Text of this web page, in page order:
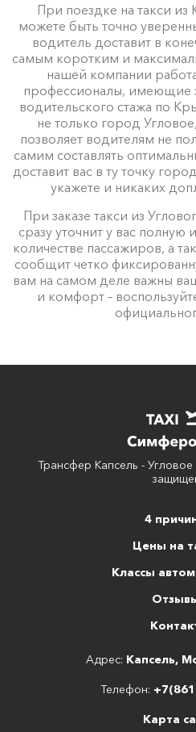
При поездке на такси из
можете быть точно
водитель доставит в
самым коротким и
нашей компании
профессионалы, имеющие
водительского стажа по
не только город
позволяет водителям не
самим составлять
доставит вас в ту точку
укажете и никаких
При заказе такси из
сразу уточнит у вас
количестве пассажиров, а
сообщит четко
вам на самом деле важны
и комфорт –
Трансфер Капсель -
4
Цены на
Классы
Адрес: Капсель,
Телефон:
Карта